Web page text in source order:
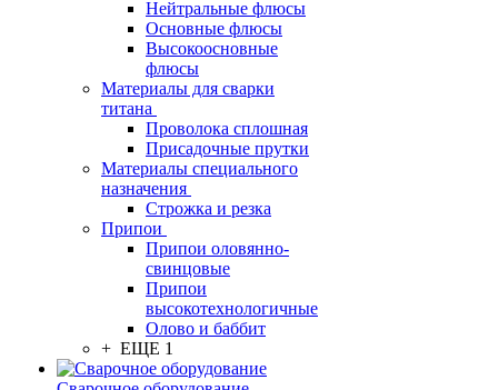
Нейтральные флюсы
Основные флюсы
Высокоосновные
флюсы
Материалы для сварки
титана
Проволока сплошная
Присадочные прутки
Материалы специального
назначения
Строжка и резка
Припои
Припои оловянно-
свинцовые
Припои
высокотехнологичные
Олово и баббит
+ ЕЩЕ 1